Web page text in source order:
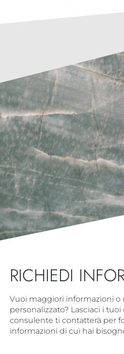
RICHIEDI
Vuoi maggiori informazioni o
personalizzato? Lasciaci i
consulente ti contatterà per
informazioni di cui hai